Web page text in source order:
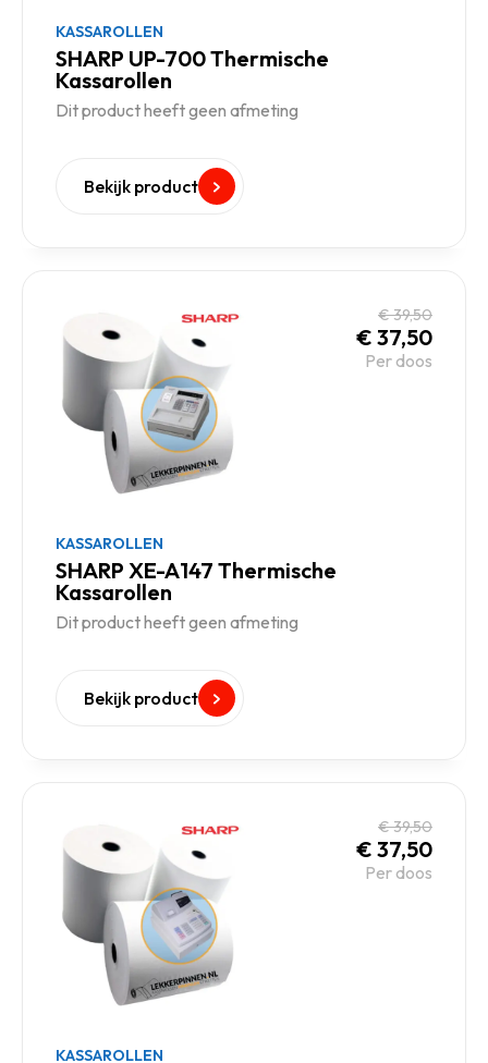
KASSAROLLEN
SHARP UP-700 Thermische
Kassarollen
Dit product heeft geen afmeting
Bekijk product
€39,50
€ 37,50
Per doos
KASSAROLLEN
SHARP XE-A147 Thermische
Kassarollen
Dit product heeft geen afmeting
Bekijk product
€39,50
€ 37,50
Per doos
KASSAROLLEN